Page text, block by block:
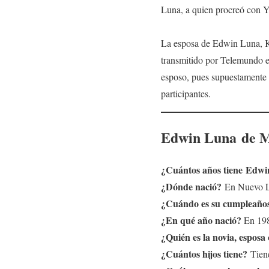
Luna, a quien procreó con
La esposa de Edwin Luna,
transmitido por Telemundo
esposo, pues
participantes.
Edwin Luna de
¿Cuántos años tiene
¿Dónde nació? En Nuevo
¿Cuándo es su
¿En qué año nació? En
¿Quién es la novia,
¿Cuántos hijos tiene?